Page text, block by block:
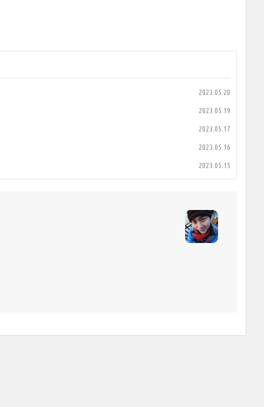
2023.05.20
2023.05.19
2023.05.17
2023.05.16
2023.05.15